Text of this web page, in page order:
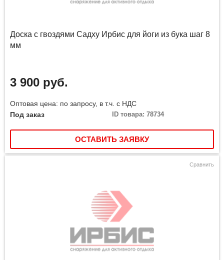
Доска с гвоздями Садху Ирбис для йоги из бука шаг 8
мм
3 900 руб.
Оптовая цена: по запросу, в т.ч. с НДС
Под заказ
ID товара: 78734
ОСТАВИТЬ ЗАЯВКУ
Сравнить